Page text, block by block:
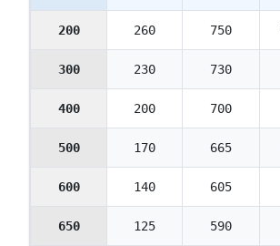
200 260 750
300 230 730
400 200 700
500 170 665
600 140 605
650 125 590